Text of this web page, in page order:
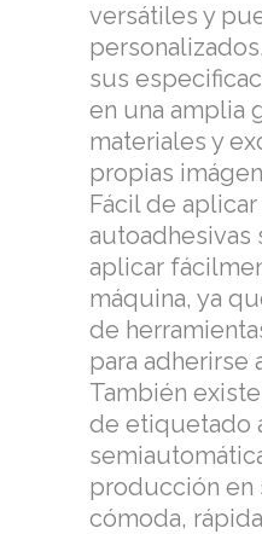
versátiles y
sus
en una amplia
materiales y
propias
Fácil de
autoadhesivas
aplicar
máquina, ya
de
para adherirse
También
de etiquetado
producción en
cómoda,